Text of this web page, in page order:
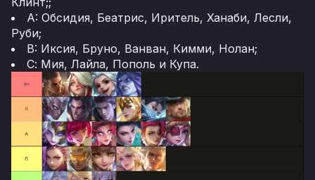
A: Обсидия, Беатрис, Иритель, Ханаби, Лесли,
Руби;
B: Иксия, Бруно, Ванван, Кимми, Нолан;
С: Мия, Лайла, Пополь и Купа.